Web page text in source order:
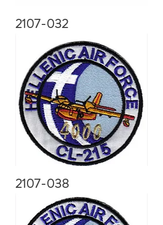
2107-032
2107-038